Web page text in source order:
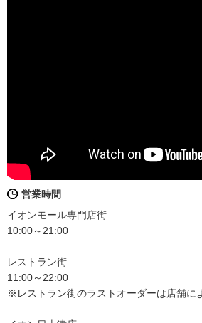
営業時間
イオンモール専門店街
10:00～21:00
レストラン街
11:00～22:00
※レストラン街のラストオーダーは店舗に